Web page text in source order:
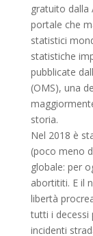
gratuito dalla
portale che
statistici
statistiche
pubblicate
(OMS), una
storia.
Nel 2018 è
(poco meno
globale: per
abortititi. E il
libertà
tutti i decessi
incidenti